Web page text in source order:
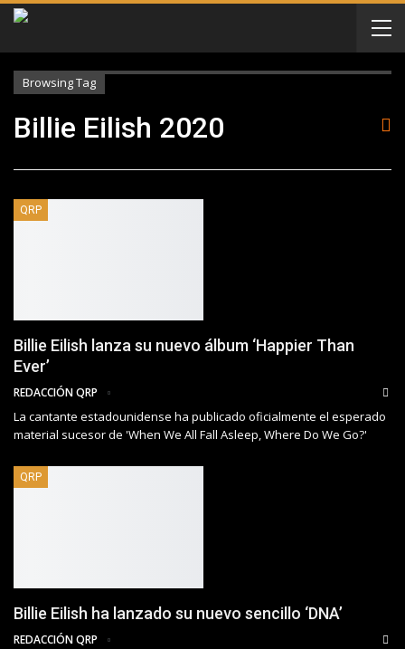
Browsing Tag
Billie Eilish 2020
QRP
Billie Eilish lanza su nuevo álbum ‘Happier Than
Ever’
REDACCIÓN QRP
La cantante estadounidense ha publicado oficialmente el esperado
material sucesor de 'When We All Fall Asleep, Where Do We Go?'
QRP
Billie Eilish ha lanzado su nuevo sencillo ‘DNA’
REDACCIÓN QRP